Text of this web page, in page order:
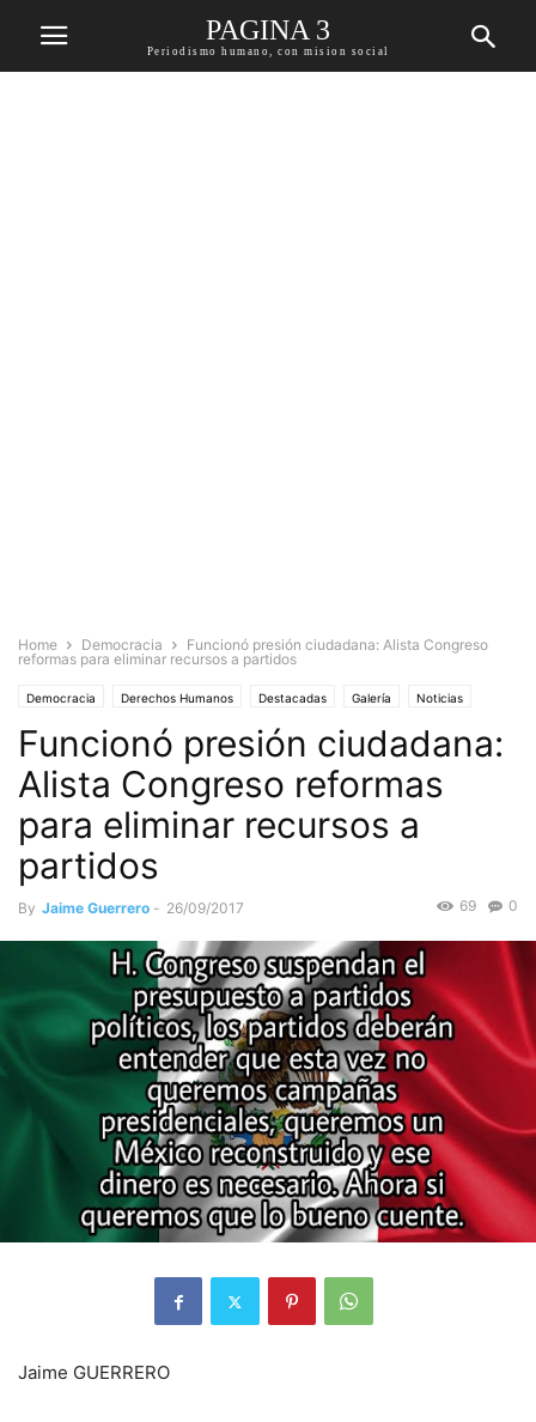
PAGINA 3
Periodismo humano, con mision social
Home Democracia
Funcionó presión ciudadana: Alista Congreso
reformas para eliminar recursos a partidos
Democracia Derechos Humanos Destacadas Galería Noticias
Nacionales
Funcionó presión ciudadana:
Alista Congreso reformas
para eliminar recursos a
partidos
By Jaime Guerrero - 26/09/2017 0
69
Jaime GUERRERO